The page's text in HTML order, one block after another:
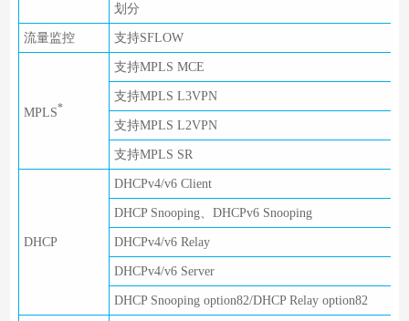
划分
流量监控 支持SFLOW
MPLS*
支持MPLS MCE
支持MPLS L3VPN
支持MPLS L2VPN
支持MPLS SR
DHCP
DHCPv4/v6 Client
DHCP Snooping、DHCPv6 Snooping
DHCPv4/v6 Relay
DHCPv4/v6 Server
DHCP Snooping option82/DHCP Relay option82